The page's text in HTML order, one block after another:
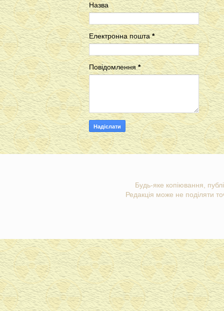
Назва
Електронна пошта*
Повідомлення*
Будь-яке копіювання,
Редакція може не поділяти